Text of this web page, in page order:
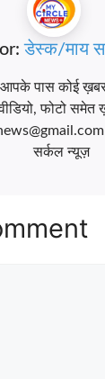
डेस्क/माय
पास कोई ख़बर
फोटो
सर्कल न्यूज़